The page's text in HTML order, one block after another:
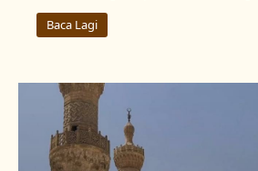
Baca Lagi